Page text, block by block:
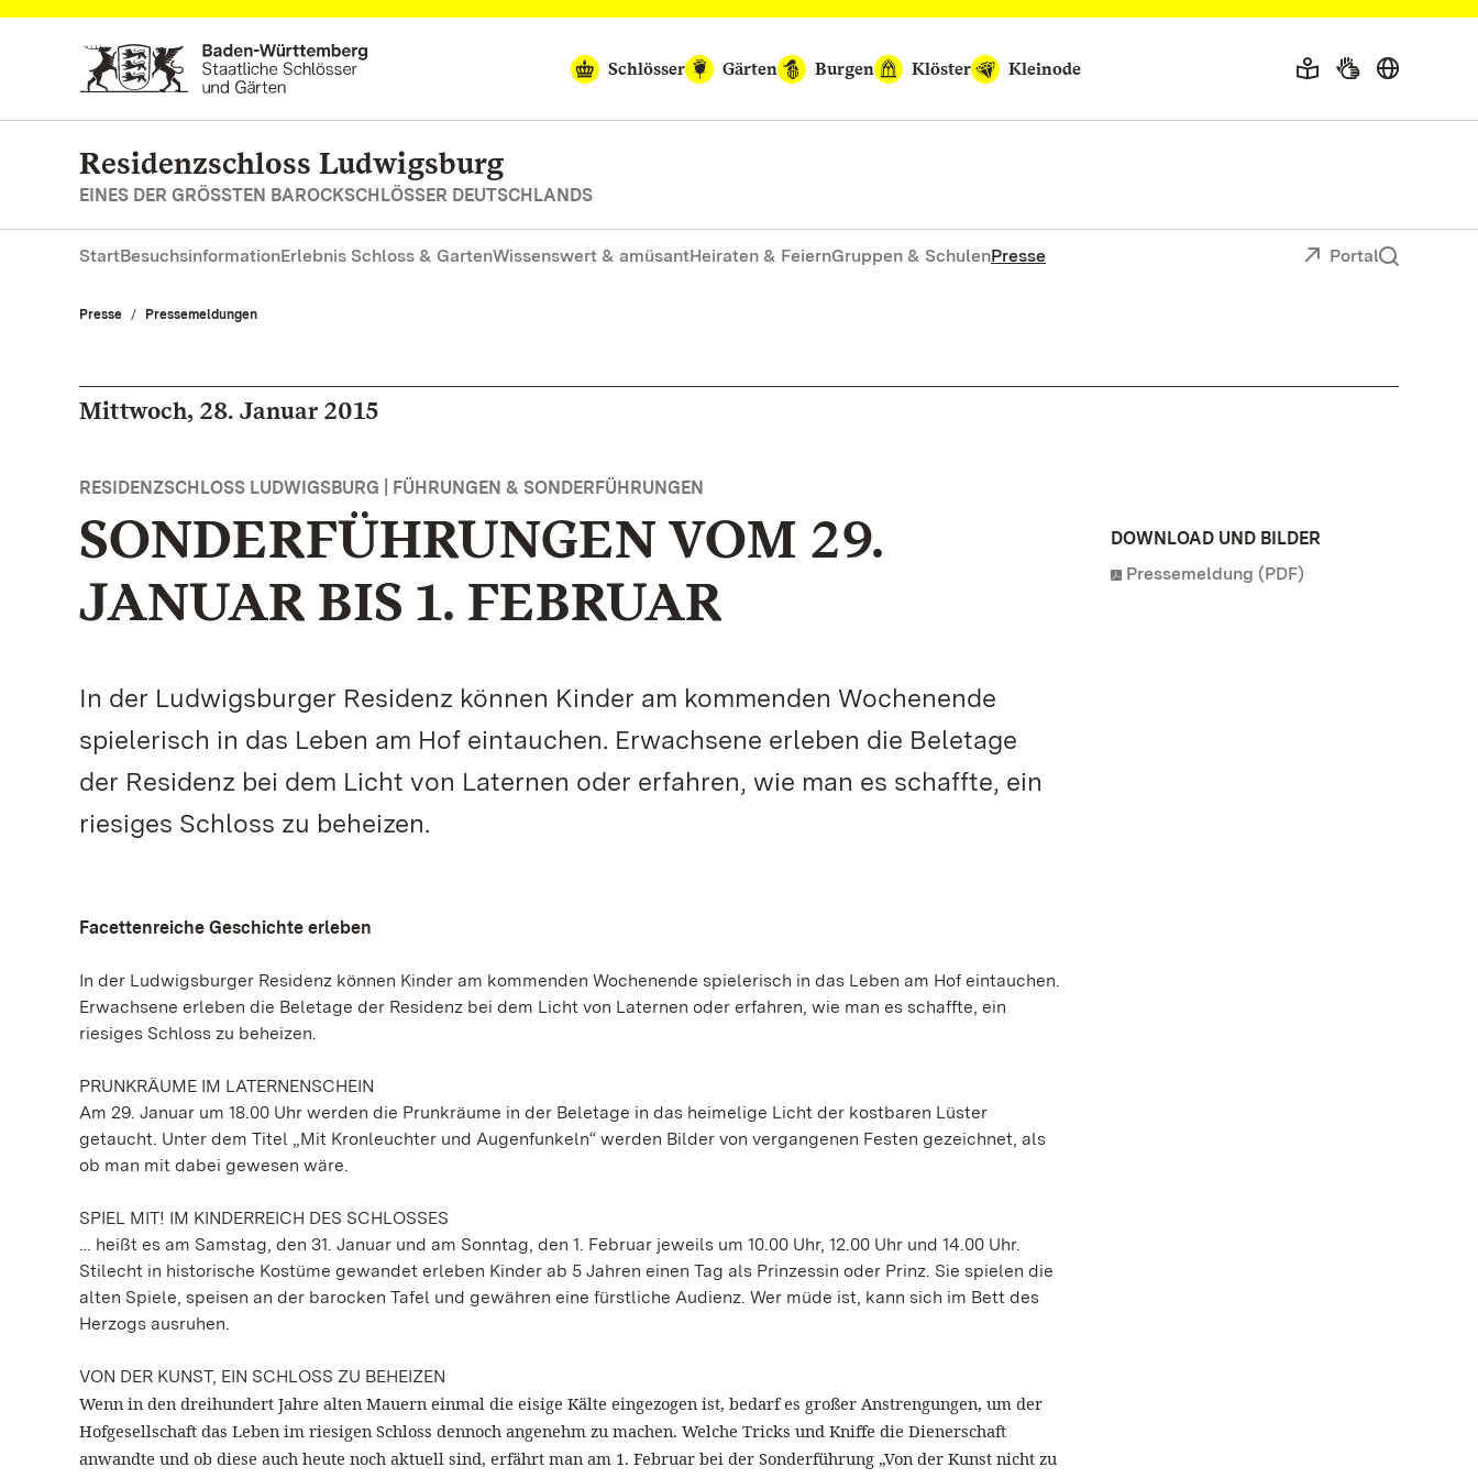
Zum Hauptinhalt springen
Schlösser
Gärten Burgen Klöster Kleinode
Residenzschloss Ludwigsburg
EINES DER GRÖSSTEN BAROCKSCHLÖSSER DEUTSCHLANDS
StartBesuchsinformationErlebnis Schloss & GartenWissenswert & amüsantHeiraten & FeiernGruppen & SchulenPresse Portal
Presse Pressemeldungen
Mittwoch, 28. Januar 2015
RESIDENZSCHLOSS LUDWIGSBURG | FÜHRUNGEN & SONDERFÜHRUNGEN
SONDERFÜHRUNGEN VOM 29.
JANUAR BIS 1. FEBRUAR
In der Ludwigsburger Residenz können Kinder am kommenden Wochenende
spielerisch in das Leben am Hof eintauchen. Erwachsene erleben die Beletage
der Residenz bei dem Licht von Laternen oder erfahren, wie man es schaffte, ein
riesiges Schloss zu beheizen.
Facettenreiche Geschichte erleben
In der Ludwigsburger Residenz können Kinder am kommenden Wochenende spielerisch in das Leben am Hof eintauchen.
Erwachsene erleben die Beletage der Residenz bei dem Licht von Laternen oder erfahren, wie man es schaffte, ein
riesiges Schloss zu beheizen.
PRUNKRÄUME IM LATERNENSCHEIN
Am 29. Januar um 18.00 Uhr werden die Prunkräume in der Beletage in das heimelige Licht der kostbaren Lüster
getaucht. Unter dem Titel „Mit Kronleuchter und Augenfunkeln“ werden Bilder von vergangenen Festen gezeichnet, als
ob man mit dabei gewesen wäre.
SPIEL MIT! IM KINDERREICH DES SCHLOSSES
… heißt es am Samstag, den 31. Januar und am Sonntag, den 1. Februar jeweils um 10.00 Uhr, 12.00 Uhr und 14.00 Uhr.
Stilecht in historische Kostüme gewandet erleben Kinder ab 5 Jahren einen Tag als Prinzessin oder Prinz. Sie spielen die
alten Spiele, speisen an der barocken Tafel und gewähren eine fürstliche Audienz. Wer müde ist, kann sich im Bett des
Herzogs ausruhen.
VON DER KUNST, EIN SCHLOSS ZU BEHEIZEN
Wenn in den dreihundert Jahre alten Mauern einmal die eisige Kälte eingezogen ist, bedarf es großer Anstrengungen, um der
Hofgesellschaft das Leben im riesigen Schloss dennoch angenehm zu machen. Welche Tricks und Kniffe die Dienerschaft
anwandte und ob diese auch heute noch aktuell sind, erfährt man am 1. Februar bei der Sonderführung „Von der Kunst nicht zu
DOWNLOAD UND BILDER
Pressemeldung (PDF)